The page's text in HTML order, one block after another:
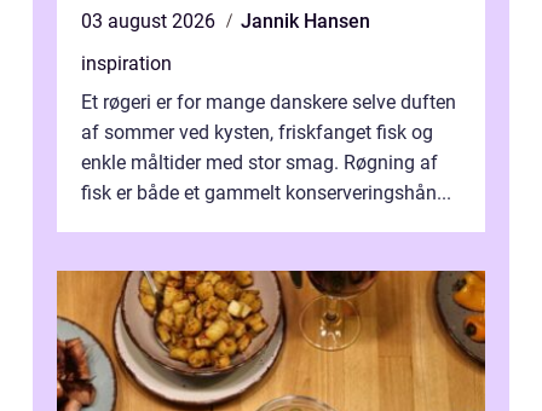
03 august 2026
Jannik Hansen
inspiration
Et røgeri er for mange danskere selve duften
af sommer ved kysten, friskfanget fisk og
enkle måltider med stor smag. Røgning af
fisk er både et gammelt konserveringshån...